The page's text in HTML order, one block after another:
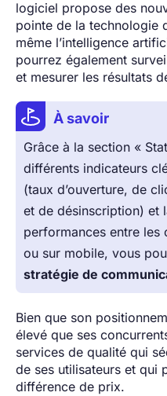
logiciel propose des
pointe de la technologie
même l’intelligence
pourrez également
et mesurer les résultats
À savoir
Grâce à la section «
différents indicateurs
(taux d’ouverture, de
et de désinscription) et
performances entre les
ou sur mobile, vous
stratégie de
Bien que son
élevé que ses
services de qualité qui
de ses utilisateurs et qui
différence de prix.